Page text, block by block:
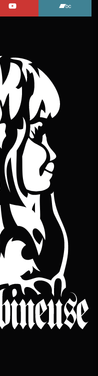
sur Instagram
L'Embobineuse sur